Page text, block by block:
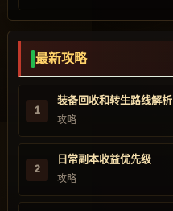
最新攻略
1
装备回收和转生路线解析
攻略
2
日常副本收益优先级
攻略